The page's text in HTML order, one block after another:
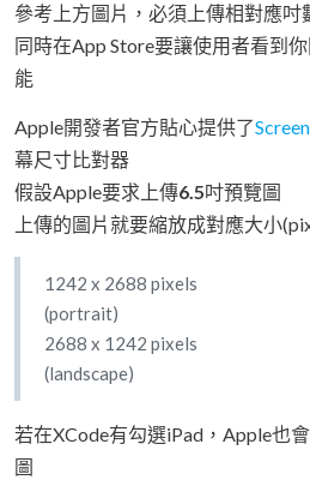
參考上方圖片，必須上傳相對應吋
同時在App Store要讓使用者看到
能
Apple開發者官方貼心提供了
幕尺寸比對器
假設Apple要求上傳6.5吋預覽圖
上傳的圖片就要縮放成對應大小
1242 x 2688 pixels
(portrait)
2688 x 1242 pixels
(landscape)
若在XCode有勾選iPad，Apple也
圖